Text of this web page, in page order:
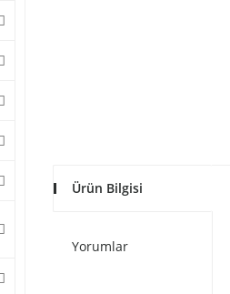
Ürün Bilgisi
Yorumlar